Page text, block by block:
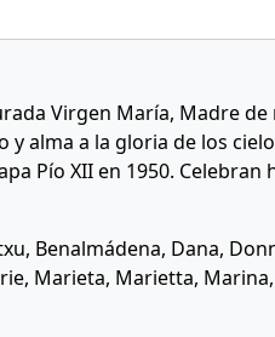
Virgen María, Madre
alma a la gloria de los
Pío XII en 1950. Celebran
Benalmádena, Dana,
Marieta, Marietta,